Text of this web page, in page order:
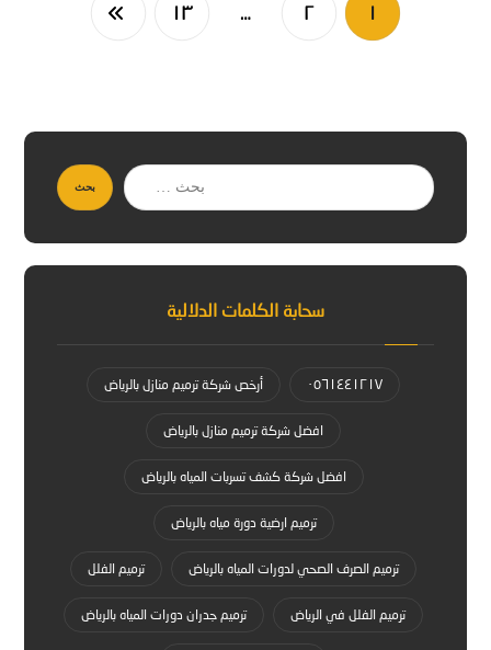
١ ٢ … ١٣
بحث
سحابة الكلمات الدلالية
٠٥٦١٤٤١٢١٧ أرخص شركة ترميم منازل بالرياض
افضل شركة ترميم منازل بالرياض
افضل شركة كشف تسربات المياه بالرياض
ترميم ارضية دورة مياه بالرياض
ترميم الصرف الصحي لدورات المياه بالرياض ترميم الفلل
ترميم الفلل في الرياض ترميم جدران دورات المياه بالرياض